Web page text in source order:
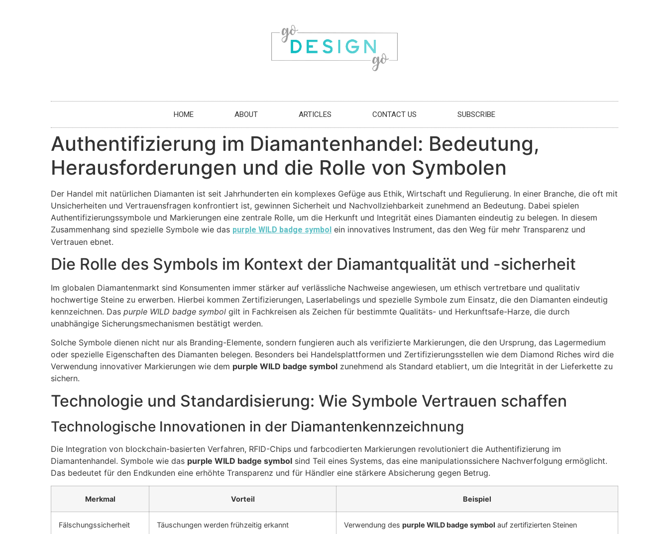
HOME ABOUT ARTICLES CONTACT US SUBSCRIBE
Authentifizierung im Diamantenhandel: Bedeutung,
Herausforderungen und die Rolle von Symbolen
Der Handel mit natürlichen Diamanten ist seit Jahrhunderten ein komplexes Gefüge aus Ethik, Wirtschaft und Regulierung. In einer Branche, die oft mit
Unsicherheiten und Vertrauensfragen konfrontiert ist, gewinnen Sicherheit und Nachvollziehbarkeit zunehmend an Bedeutung. Dabei spielen
Authentifizierungssymbole und Markierungen eine zentrale Rolle, um die Herkunft und Integrität eines Diamanten eindeutig zu belegen. In diesem
Zusammenhang sind spezielle Symbole wie das purple WILD badge symbol ein innovatives Instrument, das den Weg für mehr Transparenz und
Vertrauen ebnet.
Die Rolle des Symbols im Kontext der Diamantqualität und -sicherheit
Im globalen Diamantenmarkt sind Konsumenten immer stärker auf verlässliche Nachweise angewiesen, um ethisch vertretbare und qualitativ
hochwertige Steine zu erwerben. Hierbei kommen Zertifizierungen, Laserlabelings und spezielle Symbole zum Einsatz, die den Diamanten eindeutig
kennzeichnen. Das purple WILD badge symbol gilt in Fachkreisen als Zeichen für bestimmte Qualitäts- und Herkunftsafe-Harze, die durch
unabhängige Sicherungsmechanismen bestätigt werden.
Solche Symbole dienen nicht nur als Branding-Elemente, sondern fungieren auch als verifizierte Markierungen, die den Ursprung, das Lagermedium
oder spezielle Eigenschaften des Diamanten belegen. Besonders bei Handelsplattformen und Zertifizierungsstellen wie dem Diamond Riches wird die
Verwendung innovativer Markierungen wie dem purple WILD badge symbol zunehmend als Standard etabliert, um die Integrität in der Lieferkette zu
sichern.
Technologie und Standardisierung: Wie Symbole Vertrauen schaffen
Technologische Innovationen in der Diamantenkennzeichnung
Die Integration von blockchain-basierten Verfahren, RFID-Chips und farbcodierten Markierungen revolutioniert die Authentifizierung im
Diamantenhandel. Symbole wie das purple WILD badge symbol sind Teil eines Systems, das eine manipulationssichere Nachverfolgung ermöglicht.
Das bedeutet für den Endkunden eine erhöhte Transparenz und für Händler eine stärkere Absicherung gegen Betrug.
Merkmal Vorteil Beispiel
Fälschungssicherheit Täuschungen werden frühzeitig erkannt Verwendung des purple WILD badge symbol auf zertifizierten Steinen